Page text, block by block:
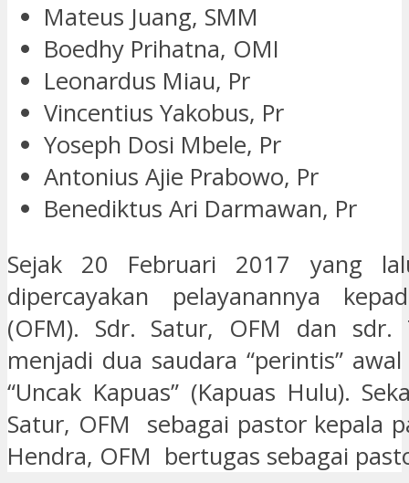
Mateus Juang, SMM
Boedhy Prihatna, OMI
Leonardus Miau, Pr
Vincentius Yakobus, Pr
Yoseph Dosi Mbele, Pr
Antonius Ajie Prabowo, Pr
Benediktus Ari Darmawan, Pr
Sejak 20 Februari 2017 yang
dipercayakan pelayanannya
(OFM). Sdr. Satur, OFM dan sdr.
menjadi dua saudara “perintis”
“Uncak Kapuas” (Kapuas Hulu).
Satur, OFM sebagai pastor kepala
Hendra, OFM bertugas sebagai